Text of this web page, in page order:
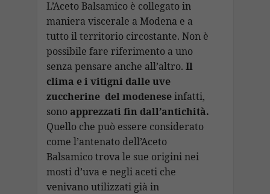
L’Aceto Balsamico è collegato in
maniera viscerale a Modena e a
tutto il territorio circostante. Non è
possibile fare riferimento a uno
senza pensare anche all’altro. Il
clima e i vitigni dalle uve
zuccherine del modeneseinfatti,
sono apprezzati fin dall’antichità.
Quello che può essere considerato
come l’antenato dell’Aceto
Balsamico trova le sue origini nei
mosti d’uva e negli aceti che
venivano utilizzati già in